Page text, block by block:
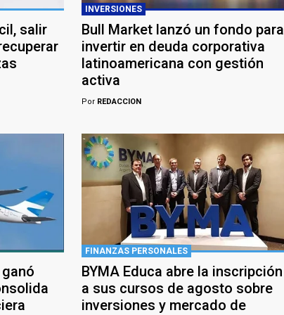
salir
INVERSIONES
Bull Market lanzó un fondo para
invertir en deuda corporativa
latinoamericana con gestión
activa
PorREDACCION
FINANZAS PERSONALES
BYMA Educa abre la inscripción
a sus cursos de agosto sobre
inversiones y mercado de